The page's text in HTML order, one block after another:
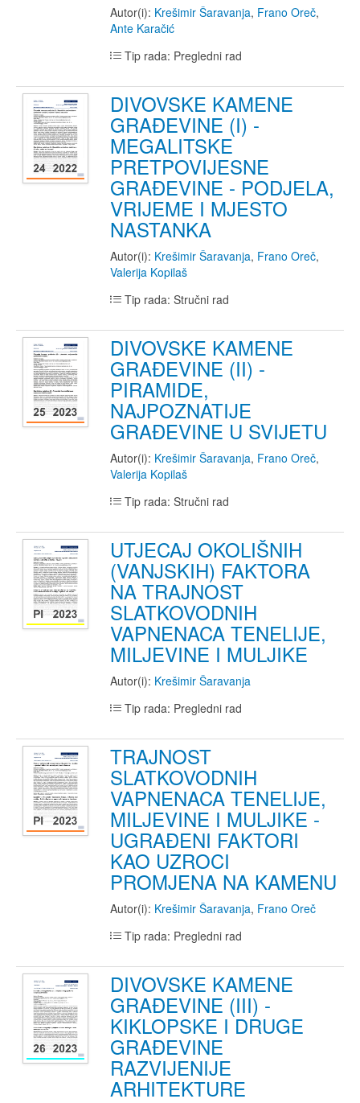
Autor(i): Krešimir Šaravanja, Frano Oreč,
Ante Karačić
Tip rada: Pregledni rad
DIVOVSKE KAMENE
GRAĐEVINE (I) -
MEGALITSKE
PRETPOVIJESNE
GRAĐEVINE - PODJELA,
VRIJEME I MJESTO
NASTANKA
Autor(i): Krešimir Šaravanja, Frano Oreč,
Valerija Kopilaš
Tip rada: Stručni rad
DIVOVSKE KAMENE
GRAĐEVINE (II) -
PIRAMIDE,
NAJPOZNATIJE
GRAĐEVINE U SVIJETU
Autor(i): Krešimir Šaravanja, Frano Oreč,
Valerija Kopilaš
Tip rada: Stručni rad
UTJECAJ OKOLIŠNIH
(VANJSKIH) FAKTORA
NA TRAJNOST
SLATKOVODNIH
VAPNENACA TENELIJE,
MILJEVINE I MULJIKE
Autor(i): Krešimir Šaravanja
Tip rada: Pregledni rad
TRAJNOST
SLATKOVODNIH
VAPNENACA TENELIJE,
MILJEVINE I MULJIKE -
UGRAĐENI FAKTORI
KAO UZROCI
PROMJENA NA KAMENU
Autor(i): Krešimir Šaravanja, Frano Oreč
Tip rada: Pregledni rad
DIVOVSKE KAMENE
GRAĐEVINE (III) -
KIKLOPSKE I DRUGE
GRAĐEVINE
RAZVIJENIJE
ARHITEKTURE